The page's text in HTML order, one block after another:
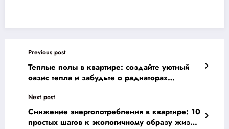
Previous post
Теплые полы в квартире: создайте уютный
оазис тепла и забудьте о радиаторах
Next post
Снижение энергопотребления в квартире: 10
простых шагов к экологичному образу жизни